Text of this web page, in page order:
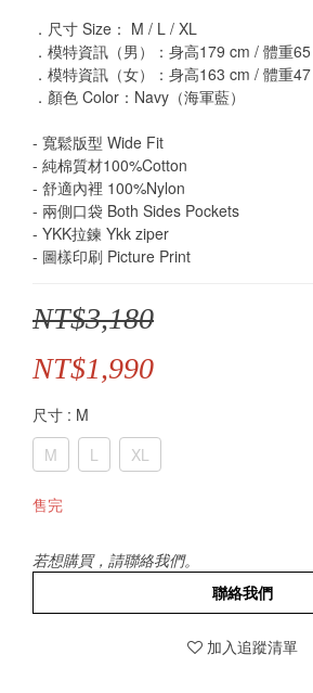
．尺寸 Size： M / L / XL
．模特資訊（男）：身高179 cm / 體重
．模特資訊（女）：身高163 cm / 體重
．顏色 Color：Navy（海軍藍）
- 寬鬆版型 Wide Fit
- 純棉質材100%Cotton
- 舒適內裡 100%Nylon
- 兩側口袋 Both Sides Pockets
- YKK拉鍊 Ykk ziper
- 圖樣印刷 Picture Print
NT$3,180
NT$1,990
尺寸 : M
M
L XL
售完
若想購買，請聯絡我們。
聯絡我們
加入追蹤清單